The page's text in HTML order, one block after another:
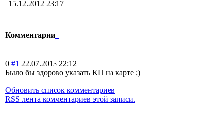
15.12.2012 23:17
Комментарии
0 #1 22.07.2013 22:12
Было бы здорово указать КП на карте ;)
Обновить список комментариев
RSS лента комментариев этой записи.